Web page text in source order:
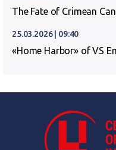
The Fate of Crimean
25.03.2026 | 09:40
«Home Harbor» of VS